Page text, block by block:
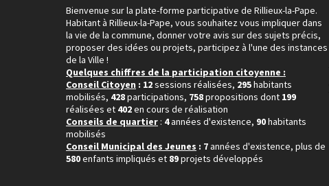
Bienvenue sur la plate-forme participative de Rillieux-la-Pape.
Habitant à Rillieux-la-Pape, vous souhaitez vous impliquer dans
la vie de la commune, donner votre avis sur des sujets précis,
proposer des idées ou projets, participez à l'une des instances
de la Ville !
Quelques chiffres de la participation citoyenne :
Conseil Citoyen : 12sessions réalisées, 295habitants
mobilisés, 428participations, 758propositions dont 199
réalisées et 402en cours de réalisation
Conseils de quartier : 4années d'existence, 90habitants
mobilisés
Conseil Municipal des Jeunes : 7années d'existence, plus de
580enfants impliqués et 89projets développés